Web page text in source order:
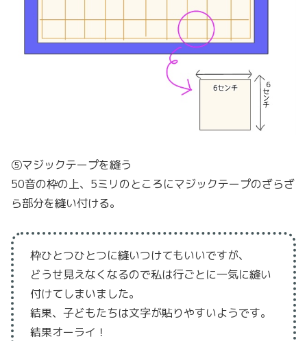
⑤マジックテープを縫う
50音の枠の上、5ミリのところにマジックテープのざらざ
ら部分を縫い付ける。
枠ひとつひとつに縫いつけてもいいですが、
どうせ見えなくなるので私は行ごとに一気に縫い
付けてしまいました。
結果、子どもたちは文字が貼りやすいようです。
結果オーライ！